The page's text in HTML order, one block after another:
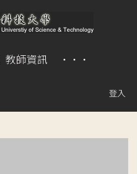
教師資訊 ···
登入